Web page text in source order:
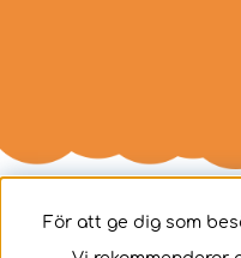
För att ge dig som